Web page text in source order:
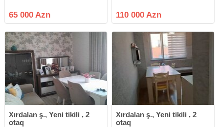
otaqlı əla təmirli mənzil satılır.
Mənzil yerdən kifayət qədər
65 000 Azn 110 000 Azn
Xırdalan ş., Yeni tikili , 2
otaq
Xırdalan ş., Yeni tikili , 2
otaq